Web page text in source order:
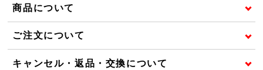
商品について
ご注文について
キャンセル・返品・交換について